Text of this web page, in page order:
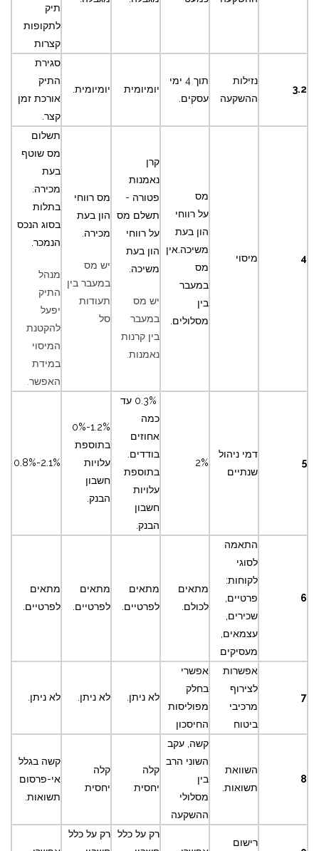
תיק
לתקופות
קצרות
3.2
נזילות
ההשקעה
תוך 4 ימי
עסקים.
יומיומית יומיומית.
סגירת
התיק
אורכת זמן
קצר.
4 מיסוי
מס
על רווחי
הון בעת
משיכה.אין
מס
במעבר
בין
מסלולים.
קרן
נאמנות
פטורה -
תשלם מס
על רווחי
הון בעת
משיכה.
יש מס
במעבר
בין קרנות
נאמנות.
מס רווחי
הון בעת
מכירה.
יש מס
במעבר בין
תעודות
סל
תשלום
מס שוטף
בעת
מכירה.
בתלות
בסוג הנכס
הנמכר.
מנהל
התיק
יפעל
להקטנת
המיסוי
במידת
האפשר.
5
דמי ניהול
שנתיים
2%
0.3% עד
כמה
אחוזים
בודדים.
בתוספת
עלויות
חשבון
הבנק.
1.2%-0%
בתוספת
עלויות
חשבון
הבנק.
2.1%-0.8%
6
התאמה
לסוגי
לקוחות:
פרטיים,
שכירים,
עצמאים,
מעסיקים
מתאים
לכולם.
מתאים
לפרטיים.
מתאים
לפרטיים.
מתאים
לפרטיים.
7
אפשרות
לצירוף
מרכיבי
ביטוח
אפשרי
בחלק
מפוליסות
החיסכון
לא ניתן. לא ניתן. לא ניתן.
8
השוואת
תשואות.
קשה, עקב
השוני הרב
בין
מסלולי
ההשקעה
קלה
יחסית
קלה
יחסית
קשה בגלל
אי-פרסום
תשואות.
רישום
רק על כלל
רק על כלל